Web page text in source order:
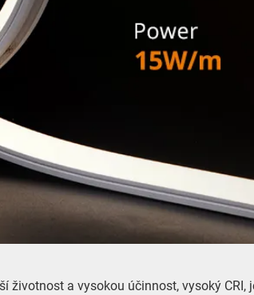
životnost a vysokou účinnost, vysoký CRI,